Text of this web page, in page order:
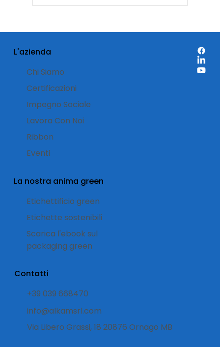
PPWR: cosa cambia per packaging,
agosto 2026
L'azienda
Chi Siamo
Certificazioni
Impegno Sociale
Lavora Con Noi
Ribbon
Eventi
La nostra anima green
Etichettificio green
Etichette sostenibili
Scarica l'ebook sul
packaging green
Contatti
+39 039 668470
info@alkamsrl.com
Via Libero Grassi, 18 20876 Ornago MB